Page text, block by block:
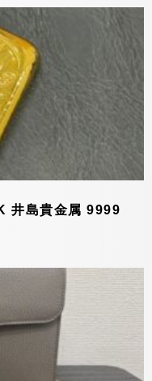
井島貴金属 9999